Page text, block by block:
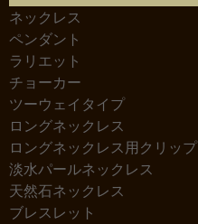
ネックレス
ペンダント
ラリエット
チョーカー
ツーウェイタイプ
ロングネックレス
ロングネックレス用クリップ
淡水パールネックレス
天然石ネックレス
ブレスレット